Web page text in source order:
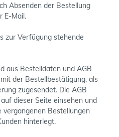
Absenden der Bestellung
E-Mail.
zur Verfügung stehende
aus Bestelldaten und AGB
der Bestellbestätigung, als
zugesendet. Die AGB
dieser Seite einsehen und
Bestellungen
hinterlegt.